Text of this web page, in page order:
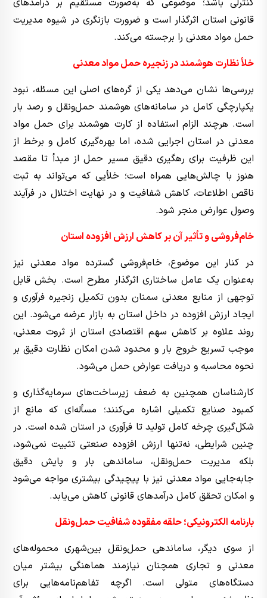
کنترلی باشد؛ موضوعی که به‌صورت مستقیم بر درآمدهای
قانونی استان اثرگذار است و ضرورت بازنگری در شیوه مدیریت
حمل مواد معدنی را برجسته می‌کند.
خلأ نظارت هوشمند در زنجیره حمل مواد معدنی
بررسی‌ها نشان می‌دهد یکی از گره‌های اصلی این مسئله، نبود
یکپارچگی کامل در سامانه‌های هوشمند حمل‌ونقل و رصد بار
است. هرچند الزام استفاده از کارت هوشمند برای حمل مواد
معدنی در استان اجرایی شده، اما بهره‌گیری کامل و برخط از
این ظرفیت برای رهگیری دقیق مسیر حمل از مبدأ تا مقصد
هنوز با چالش‌هایی همراه است؛ خلأیی که می‌تواند به ثبت
ناقص اطلاعات، کاهش شفافیت و در نهایت اختلال در فرآیند
وصول عوارض منجر شود.
خام‌فروشی و تأثیر آن بر کاهش ارزش افزوده استان
در کنار این موضوع، خام‌فروشی گسترده مواد معدنی نیز
به‌عنوان یک عامل ساختاری اثرگذار مطرح است. بخش قابل
توجهی از منابع معدنی سمنان بدون تکمیل زنجیره فرآوری و
ایجاد ارزش افزوده در داخل استان به بازار عرضه می‌شود. این
روند علاوه بر کاهش سهم اقتصادی استان از ثروت معدنی،
موجب تسریع خروج بار و محدود شدن امکان نظارت دقیق بر
نحوه محاسبه و دریافت عوارض حمل می‌شود.
کارشناسان همچنین به ضعف زیرساخت‌های سرمایه‌گذاری و
کمبود صنایع تکمیلی اشاره می‌کنند؛ مسأله‌ای که مانع از
شکل‌گیری چرخه کامل تولید تا فرآوری در استان شده است. در
چنین شرایطی، نه‌تنها ارزش افزوده صنعتی تثبیت نمی‌شود،
بلکه مدیریت حمل‌ونقل، ساماندهی بار و پایش دقیق
جابه‌جایی مواد معدنی نیز با پیچیدگی بیشتری مواجه می‌شود
و امکان تحقق کامل درآمدهای قانونی کاهش می‌یابد.
بارنامه الکترونیکی؛ حلقه مفقوده شفافیت حمل‌ونقل
از سوی دیگر، ساماندهی حمل‌ونقل بین‌شهری محموله‌های
معدنی و تجاری همچنان نیازمند هماهنگی بیشتر میان
دستگاه‌های متولی است. اگرچه تفاهم‌نامه‌هایی برای